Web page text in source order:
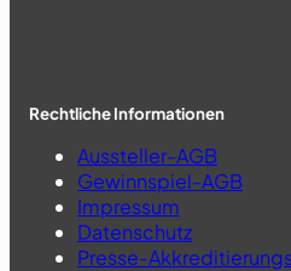
Rechtliche Informationen
Aussteller-AGB
Gewinnspiel-AGB
Impressum
Datenschutz
Presse-